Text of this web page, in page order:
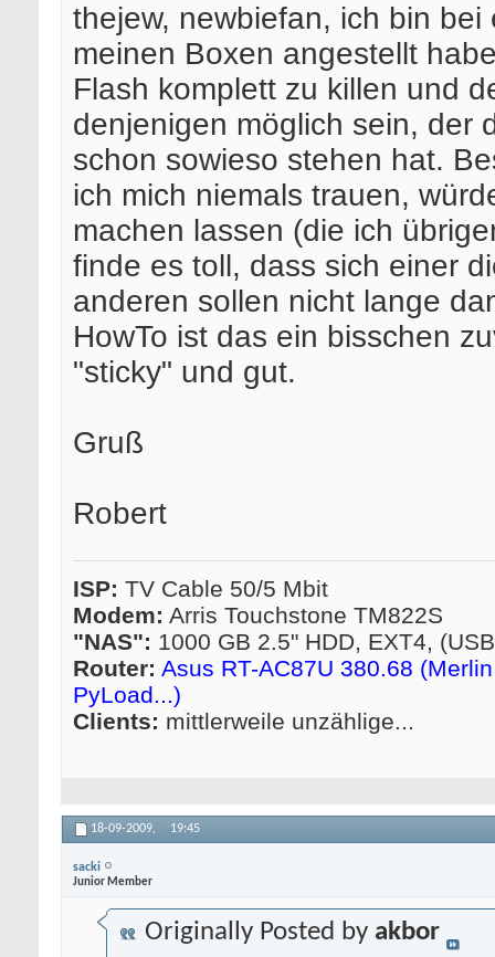
thejew, newbiefan, ich bin
meinen Boxen angestellt
Flash komplett zu killen und
denjenigen möglich sein, der
schon sowieso stehen hat.
ich mich niemals trauen,
machen lassen (die ich
finde es toll, dass sich einer
anderen sollen nicht lange
HowTo ist das ein bisschen
"sticky" und gut.
Gruß
Robert
ISP: TV Cable 50/5 Mbit
Modem: Arris Touchstone TM822S
"NAS": 1000 GB 2.5" HDD, EXT4,
Router: Asus RT-AC87U 380.68
PyLoad...)
Clients: mittlerweile unzählige...
18-09-2009, 19:45
sacki
Junior Member
Originally Posted by akbor